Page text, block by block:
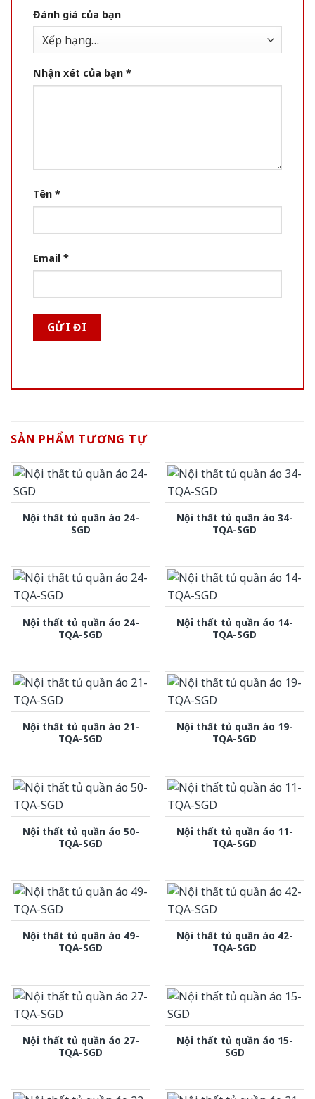
Đánh giá của bạn
Nhận xét của bạn *
Tên *
Email *
SẢN PHẨM TƯƠNG TỰ
Nội thất tủ quần áo 24-
SGD
Nội thất tủ quần áo 34-
TQA-SGD
Nội thất tủ quần áo 24-
TQA-SGD
Nội thất tủ quần áo 14-
TQA-SGD
Nội thất tủ quần áo 21-
TQA-SGD
Nội thất tủ quần áo 19-
TQA-SGD
Nội thất tủ quần áo 50-
TQA-SGD
Nội thất tủ quần áo 11-
TQA-SGD
Nội thất tủ quần áo 49-
TQA-SGD
Nội thất tủ quần áo 42-
TQA-SGD
Nội thất tủ quần áo 27-
TQA-SGD
Nội thất tủ quần áo 15-
SGD